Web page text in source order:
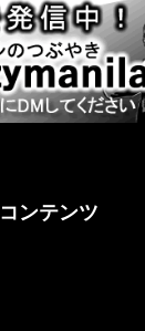
ンテンツ